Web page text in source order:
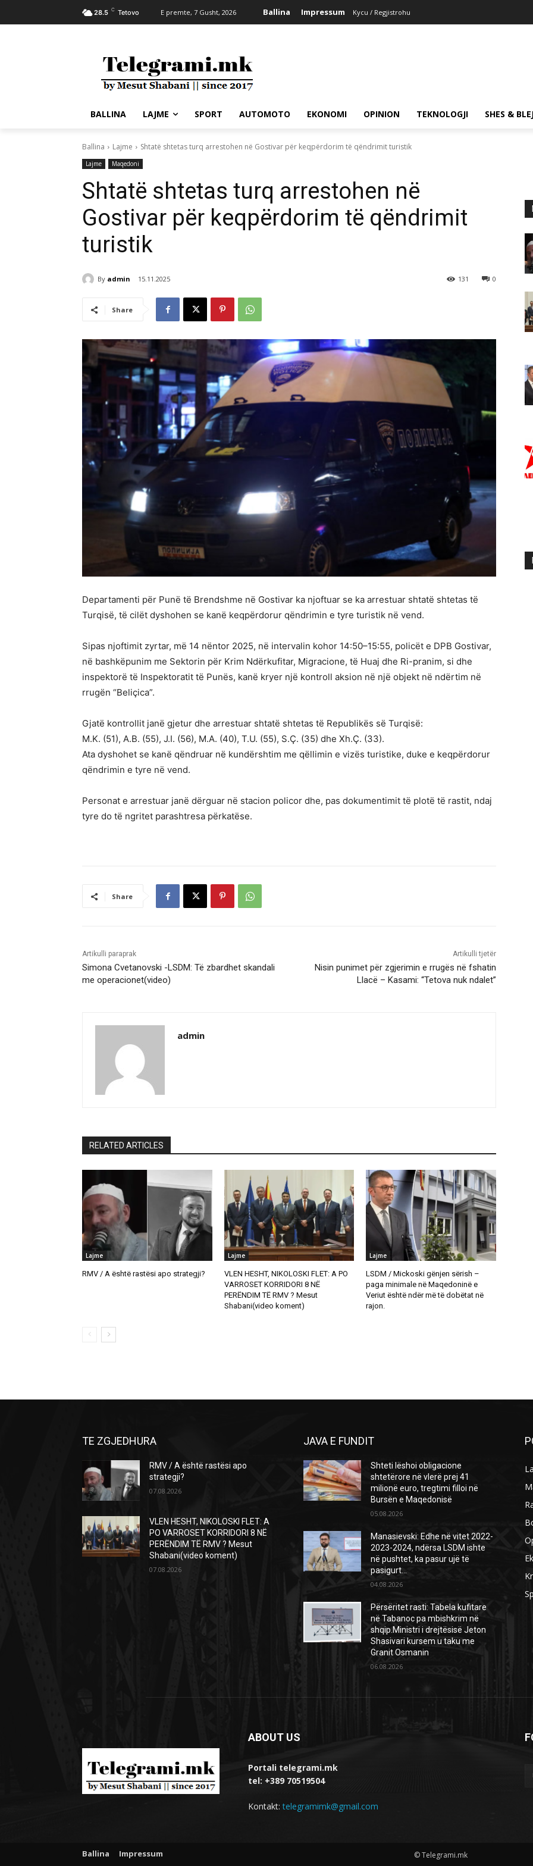
28.5 C Tetovo E premte, 7 Gusht, 2026 Ballina Impressum Kycu / Regjistrohu
BALLINA LAJME SPORT AUTOMOTO EKONOMI OPINION TEKNOLOGJI SHES &
Ballina Lajme Shtatë shtetas turq arrestohen në Gostivar për keqpërdorim të qëndrimit turistik
Lajme Maqedoni
Shtatë shtetas turq arrestohen në
Gostivar për keqpërdorim të qëndrimit
turistik
By admin 15.11.2025 0
131
Share
Departamenti për Punë të Brendshme në Gostivar ka njoftuar se ka arrestuar shtatë shtetas të
Turqisë, të cilët dyshohen se kanë keqpërdorur qëndrimin e tyre turistik në vend.
Sipas njoftimit zyrtar, më 14 nëntor 2025, në intervalin kohor 14:50–15:55, policët e DPB Gostivar,
në bashkëpunim me Sektorin për Krim Ndërkufitar, Migracione, të Huaj dhe Ri-pranim, si dhe
inspektorë të Inspektoratit të Punës, kanë kryer një kontroll aksion në një objekt në ndërtim në
rrugën “Beliçica”.
Gjatë kontrollit janë gjetur dhe arrestuar shtatë shtetas të Republikës së Turqisë:
M.K. (51), A.B. (55), J.I. (56), M.A. (40), T.U. (55), S.Ç. (35) dhe Xh.Ç. (33).
Ata dyshohet se kanë qëndruar në kundërshtim me qëllimin e vizës turistike, duke e keqpërdorur
qëndrimin e tyre në vend.
Personat e arrestuar janë dërguar në stacion policor dhe, pas dokumentimit të plotë të rastit, ndaj
tyre do të ngritet parashtresa përkatëse.
Share
Artikulli paraprak
Simona Cvetanovski -LSDM: Të zbardhet skandali
me operacionet(video)
Artikulli tjetër
Nisin punimet për zgjerimin e rrugës në fshatin
Llacë – Kasami: “Tetova nuk ndalet”
admin
RELATED ARTICLES
Lajme
RMV / A është rastësi apo strategji?
Lajme
VLEN HESHT, NIKOLOSKI FLET: A PO
VARROSET KORRIDORI 8 NË
PERËNDIM TË RMV ? Mesut
Shabani(video koment)
Lajme
LSDM / Mickoski gënjen sërish –
paga minimale në Maqedoninë e
Veriut është ndër më të dobëtat në
rajon.
TE ZGJEDHURA
RMV / A është rastësi apo
strategji?
07.08.2026
VLEN HESHT, NIKOLOSKI FLET: A
PO VARROSET KORRIDORI 8 NË
PERËNDIM TË RMV ? Mesut
Shabani(video koment)
07.08.2026
JAVA E FUNDIT
Shteti lëshoi obligacione
shtetërore në vlerë prej 41
milionë euro, tregtimi filloi në
Bursën e Maqedonisë
05.08.2026
Manasievski: Edhe në vitet 2022-
2023-2024, ndërsa LSDM ishte
në pushtet, ka pasur ujë të
pasigurt…
04.08.2026
Përsëritet rasti: Tabela kufitare
në Tabanoc pa mbishkrim në
shqip.Ministri i drejtësisë Jeton
Shasivari kursem u taku me
Granit Osmanin
06.08.2026
ABOUT US
Portali telegrami.mk
tel: +389 70519504
Kontakt:telegramimk@gmail.com
Ballina Impressum © Telegrami.mk